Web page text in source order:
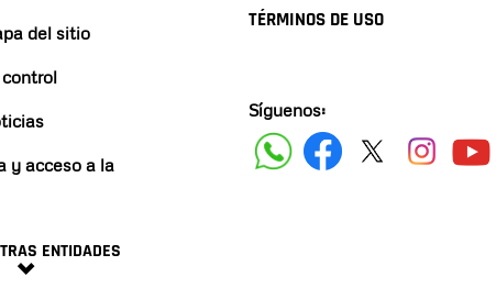
del sitio
y acceso a la
ENTIDADES
TÉRMINOS DE USO
Síguenos: